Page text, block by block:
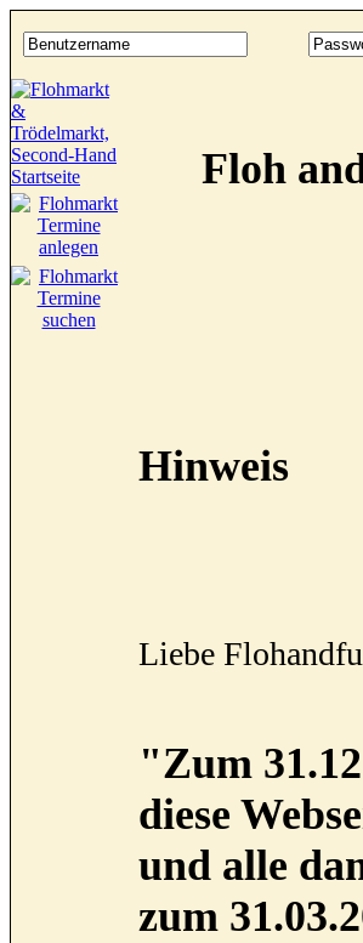
Floh
Hinweis
Liebe
"Zum
diese
und alle
zum